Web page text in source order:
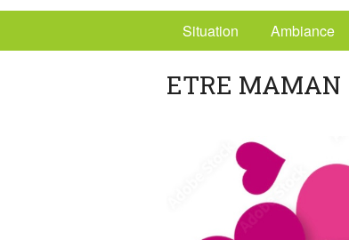
Situation Ambiance
ETRE MAMAN